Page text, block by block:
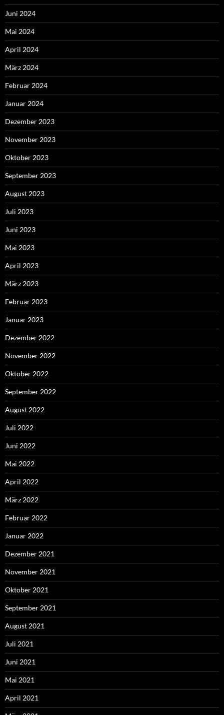
Juni 2024
Mai 2024
April 2024
März 2024
Februar 2024
Januar 2024
Dezember 2023
November 2023
Oktober 2023
September 2023
August 2023
Juli 2023
Juni 2023
Mai 2023
April 2023
März 2023
Februar 2023
Januar 2023
Dezember 2022
November 2022
Oktober 2022
September 2022
August 2022
Juli 2022
Juni 2022
Mai 2022
April 2022
März 2022
Februar 2022
Januar 2022
Dezember 2021
November 2021
Oktober 2021
September 2021
August 2021
Juli 2021
Juni 2021
Mai 2021
April 2021